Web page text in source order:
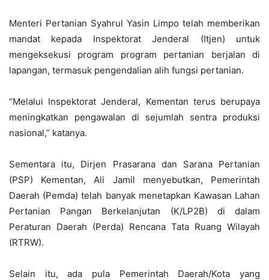
Menteri Pertanian Syahrul Yasin Limpo telah memberikan
mandat kepada Inspektorat Jenderal (Itjen) untuk
mengeksekusi program program pertanian berjalan di
lapangan, termasuk pengendalian alih fungsi pertanian.
“Melalui Inspektorat Jenderal, Kementan terus berupaya
meningkatkan pengawalan di sejumlah sentra produksi
nasional,” katanya.
Sementara itu, Dirjen Prasarana dan Sarana Pertanian
(PSP) Kementan, Ali Jamil menyebutkan, Pemerintah
Daerah (Pemda) telah banyak menetapkan Kawasan Lahan
Pertanian Pangan Berkelanjutan (K/LP2B) di dalam
Peraturan Daerah (Perda) Rencana Tata Ruang Wilayah
(RTRW).
Selain itu, ada pula Pemerintah Daerah/Kota yang